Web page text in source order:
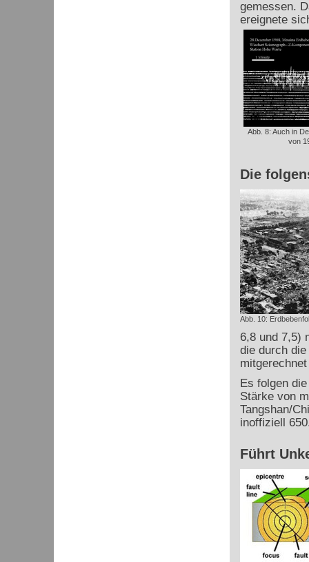
gemessen.
ereignete
Abb. 8: Auch in
von
Die
Abb. 10:
6,8 und 7,5)
die durch
Es folgen
Stärke von
Tangshan/
inoffiziell
Führt